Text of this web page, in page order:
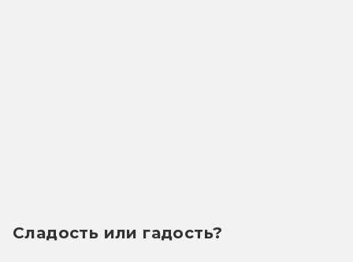
Сладость или гадость?